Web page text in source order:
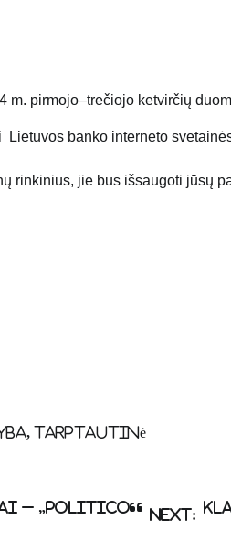
m. pirmojo–trečiojo ketvirčių
banko interneto
rinkinius, jie bus išsaugoti jūsų
, tarptautinė
– „Politico“ Next: